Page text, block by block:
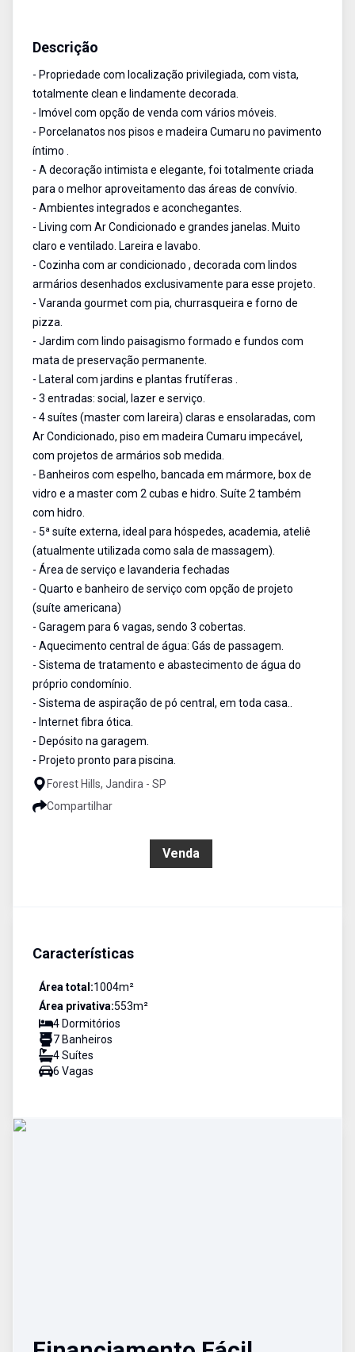
Descrição
- Propriedade com localização privilegiada, com vista,
totalmente clean e lindamente decorada.
- Imóvel com opção de venda com vários móveis.
- Porcelanatos nos pisos e madeira Cumaru no pavimento
íntimo .
- A decoração intimista e elegante, foi totalmente criada
para o melhor aproveitamento das áreas de convívio.
- Ambientes integrados e aconchegantes.
- Living com Ar Condicionado e grandes janelas. Muito
claro e ventilado. Lareira e lavabo.
- Cozinha com ar condicionado , decorada com lindos
armários desenhados exclusivamente para esse projeto.
- Varanda gourmet com pia, churrasqueira e forno de
pizza.
- Jardim com lindo paisagismo formado e fundos com
mata de preservação permanente.
- Lateral com jardins e plantas frutíferas .
- 3 entradas: social, lazer e serviço.
- 4 suítes (master com lareira) claras e ensolaradas, com
Ar Condicionado, piso em madeira Cumaru impecável,
com projetos de armários sob medida.
- Banheiros com espelho, bancada em mármore, box de
vidro e a master com 2 cubas e hidro. Suíte 2 também
com hidro.
- 5ª suíte externa, ideal para hóspedes, academia, ateliê
(atualmente utilizada como sala de massagem).
- Área de serviço e lavanderia fechadas
- Quarto e banheiro de serviço com opção de projeto
(suíte americana)
- Garagem para 6 vagas, sendo 3 cobertas.
- Aquecimento central de água: Gás de passagem.
- Sistema de tratamento e abastecimento de água do
próprio condomínio.
- Sistema de aspiração de pó central, em toda casa..
- Internet fibra ótica.
- Depósito na garagem.
- Projeto pronto para piscina.
Forest Hills, Jandira - SP
Compartilhar
Venda
Características
Área total:1004m²
Área privativa:553m²
4 Dormitórios
7 Banheiros
4Suítes
6 Vagas